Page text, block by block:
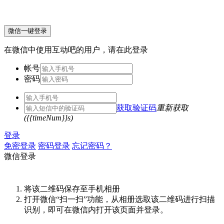
微信一键登录
在微信中使用互动吧的用户，请在此登录
帐号
密码
获取验证码重新获取
({{timeNum}}s)
登录
免密登录 密码登录 忘记密码？
微信登录
将该二维码保存至手机相册
打开微信“扫一扫”功能，从相册选取该二维码进行扫描
识别，即可在微信内打开该页面并登录。